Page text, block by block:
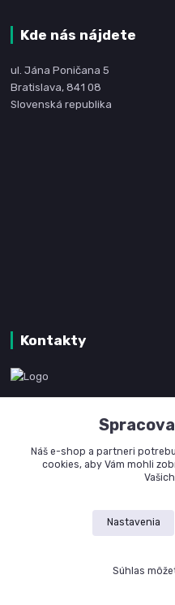
Kde nás nájdete
ul. Jána Poničana 5
Bratislava, 841 08
Slovenská republika
Kontakty
+421 905 327 801
(Po-Pia, 8-16 hod.)
Náš e-shop a partneri
cookies, aby Vám mohli
Nastavenia
Súhlas